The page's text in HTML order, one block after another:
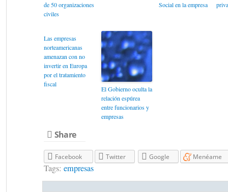
de 50 organizaciones
civiles
Social en la empresa
Las empresas
norteamericanas
amenazan con no
invertir en Europa
por el tratamiento
fiscal
El Gobierno oculta la
relación espúrea
entre funcionarios y
empresas
Share
Facebook Twitter Google Menéame
Tags: empresas